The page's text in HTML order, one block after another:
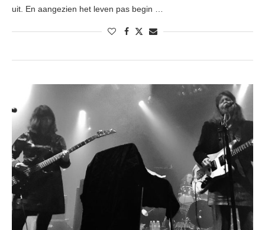
uit. En aangezien het leven pas begin …